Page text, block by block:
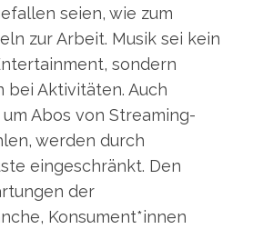
seien, wie zum
zur Arbeit. Musik sei kein
sondern
bei Aktivitäten. Auch
um Abos von Streaming-
werden durch
eingeschränkt. Den
der
Konsument*innen